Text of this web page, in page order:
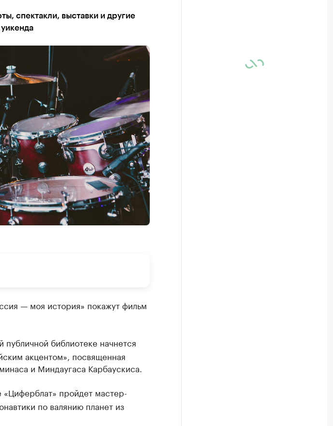
спектакли, выставки и другие
— моя история» покажут фильм
библиотеке начнется
акцентом», посвященная
и Миндаугаса Карбаускиса.
пройдет мастер-
по валянию планет из